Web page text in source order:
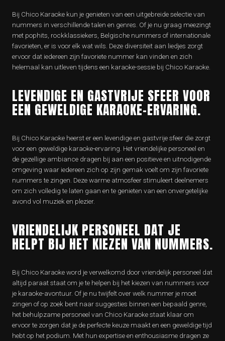
Bij Chico Karaoke kun je genieten van een uitgebreide selectie van
nummers in verschillende talen en genres. Of je nu graag meezingt
met pophits, rockklassiekers, Belgische nummers of internationale
favorieten, er is voor elk wat wils. Deze diversiteit aan liedjes zorgt
ervoor dat iedereen zijn favoriete nummer kan vinden en zich
helemaal kan uitleven tijdens een karaoke-sessie bij Chico Karaoke.
LEVENDIGE EN GASTVRIJE SFEER VOOR
EEN GEWELDIGE KARAOKE-ERVARING.
Bij Chico Karaoke heerst er een levendige en gastvrije sfeer die zorgt
voor een geweldige karaoke-ervaring. Het vriendelijke personeel en
de gezellige ambiance dragen bij aan een positieve en uitnodigende
omgeving waar iedereen zich op zijn gemak voelt om zijn favoriete
nummers te zingen. Deze warme atmosfeer stimuleert deelnemers
om zich volledig te laten gaan en te genieten van een onvergetelijke
avond vol muziek en plezier.
VRIENDELIJK PERSONEEL DAT JE
HELPT BIJ HET KIEZEN VAN NUMMERS.
Bij Chico Karaoke word je verwelkomd door vriendelijk personeel dat
altijd paraat staat om je te helpen bij het kiezen van nummers voor
je karaoke-avontuur. Of je nu twijfelt over welk nummer je moet
zingen of op zoek bent naar suggesties binnen een bepaald genre,
het behulpzame personeel van Chico Karaoke staat klaar om
ervoor te zorgen dat je de perfecte keuze maakt en een geweldige tijd
hebt op het podium. Met hun expertise en enthousiasme dragen ze